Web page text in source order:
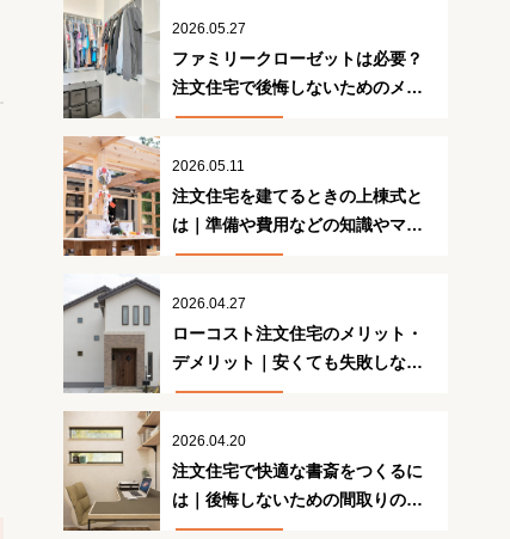
2026.05.27
ファミリークローゼットは必要？
注文住宅で後悔しないためのメリ
ット・デメリット
2026.05.11
注文住宅を建てるときの上棟式と
は｜準備や費用などの知識やマナ
ーを解説
2026.04.27
ローコスト注文住宅のメリット・
デメリット｜安くても失敗しない
ための注意点
2026.04.20
注文住宅で快適な書斎をつくるに
は｜後悔しないための間取りの工
夫